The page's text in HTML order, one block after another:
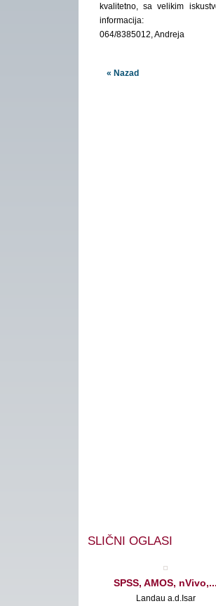
kvalitetno, sa velikim
informacija:
064/8385012, Andreja
« Nazad
SLIČNI OGLASI
SPSS, AMOS, nVivo,...
Landau a.d.Isar